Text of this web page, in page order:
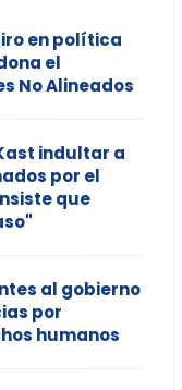
en política
el
No Alineados
indultar a
por el
que
al gobierno
por
humanos